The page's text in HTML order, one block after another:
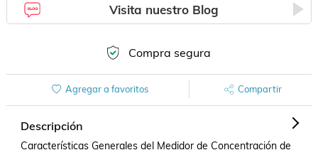
Visita nuestro Blog
Compra segura
Agregar a favoritos Compartir
Descripción
Características Generales del Medidor de Concentración de